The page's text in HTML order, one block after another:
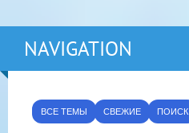
NAVIGATION
ВСЕ ТЕМЫ СВЕЖИЕ ПОИСК